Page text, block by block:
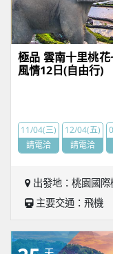
極品 雲南十里桃
風情12日(自由行)
11/04(三)
請電洽
12/04(五)
請電洽
出發地：桃園國際
主要交通：飛機